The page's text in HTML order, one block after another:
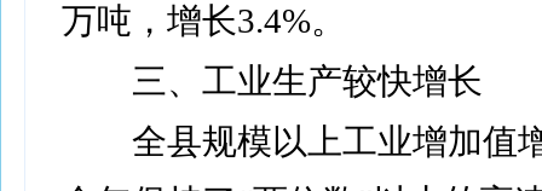
万吨，增长3.4%。
三、工业生产较快增长
全县规模以上工业增加值